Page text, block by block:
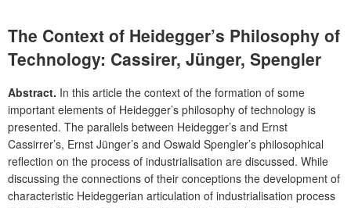
The Context of Heidegger’s Philosophy of
Technology: Cassirer, Jünger, Spengler
Abstract. In this article the context of the formation of some
important elements of Heidegger’s philosophy of technology is
presented. The parallels between Heidegger’s and Ernst
Cassirrer’s, Ernst Jünger’s and Oswald Spengler’s philosophical
reflection on the process of industrialisation are discussed. While
discussing the connections of their conceptions the development of
characteristic Heideggerian articulation of industrialisation process